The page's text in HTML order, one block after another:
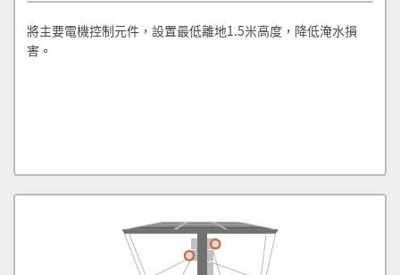
將主要電機控制元件，設置最低離地1.5米高度，降低淹水損
害。